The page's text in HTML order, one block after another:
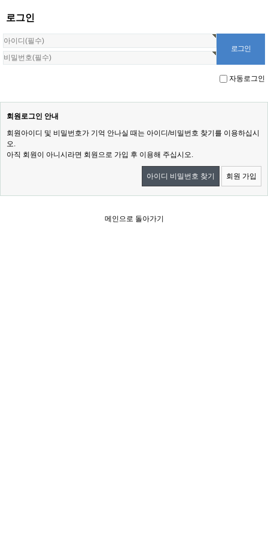
로그인
자동로그인
회원로그인 안내
회원아이디 및 비밀번호가 기억 안나실 때는 아이디/비밀번호 찾기를 이용하십시
오.
아직 회원이 아니시라면 회원으로 가입 후 이용해 주십시오.
아이디 비밀번호 찾기 회원 가입
메인으로 돌아가기